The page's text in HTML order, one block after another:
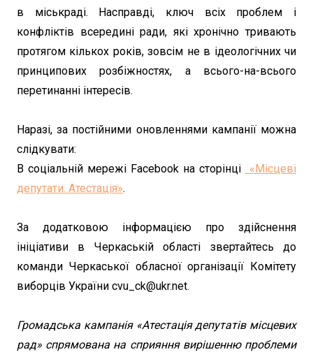
в міськраді. Насправді, ключ всіх проблем і
конфліктів всередині ради, які хронічно тривають
протягом кількох років, зовсім не в ідеологічних чи
принципових розбіжностях, а всього-на-всього
перетинанні інтересів.
Наразі, за постійними оновленнями кампанії можна
слідкувати:
В соціальній мережі Facebook на сторінці
«Місцеві
депутати. Атестація».
За додатковою інформацією про здійснення
ініціативи в Черкаській області звертайтесь до
команди Черкаської обласної організації Комітету
виборців України cvu_ck@ukr.net.
Громадська кампанія «Атестація депутатів місцевих
рад» спрямована на сприяння вирішенню проблеми